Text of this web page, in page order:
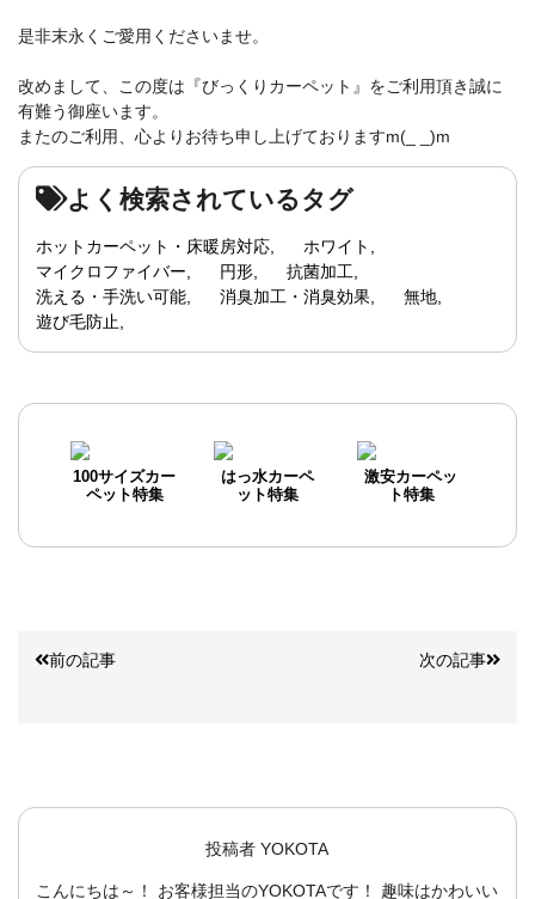
是非末永くご愛用くださいませ。
改めまして、この度は『びっくりカーペット』をご利用頂き誠に
有難う御座います。
またのご利用、心よりお待ち申し上げておりますm(_ _)m
よく検索されているタグ
ホットカーペット・床暖房対応
ホワイト
マイクロファイバー
円形
抗菌加工
洗える・手洗い可能
消臭加工・消臭効果
無地
遊び毛防止
100サイズカー
ペット特集
はっ水カーペ
ット特集
激安カーペッ
ト特集
前の記事 次の記事
投稿者 YOKOTA
こんにちは～！ お客様担当のYOKOTAです！ 趣味はかわいい